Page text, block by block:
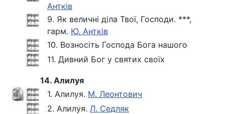
Антків
9. Як величні діла Твої, Господи. ***,
гарм. Ю. Антків
10. Возносіть Господа Бога нашого
11. Дивний Бог у святих своїх
14. Алилуя
1. Алилуя. М. Леонтович
2. Алилуя. Л. Седляк